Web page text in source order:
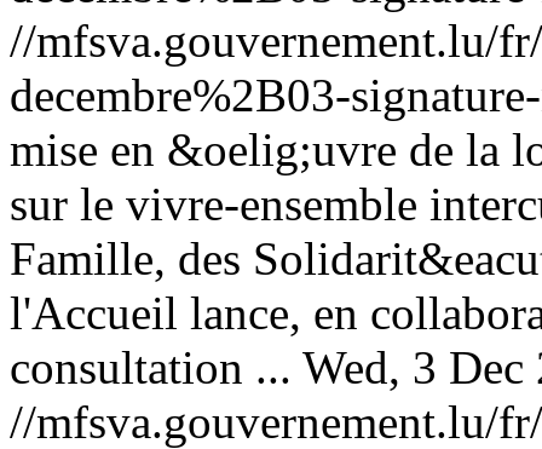
//mfsva.gouvernement.lu/
decembre%2B03-
mise en &oelig;uvre de la
sur le vivre-ensemble
Famille, des
l'Accueil lance, en
consultation ... Wed, 3
//mfsva.gouvernement.lu/